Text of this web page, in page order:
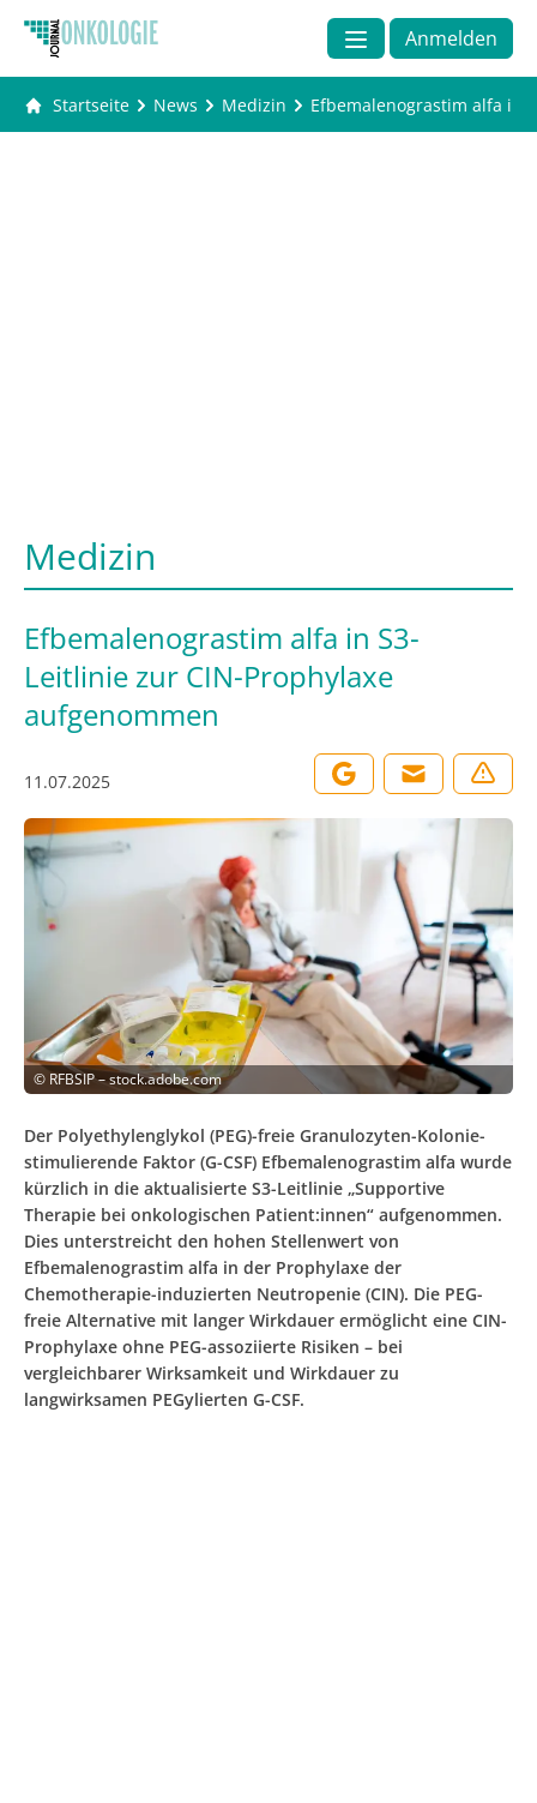
Anmelden
Startseite News Medizin Efbemalenograstim alfa in
Medizin
Efbemalenograstim alfa in S3-
Leitlinie zur CIN-Prophylaxe
aufgenommen
11.07.2025
© RFBSIP – stock.adobe.com
Der Polyethylenglykol (PEG)-freie Granulozyten-Kolonie-
stimulierende Faktor (G-CSF) Efbemalenograstim alfa wurde
kürzlich in die aktualisierte S3-Leitlinie „Supportive
Therapie bei onkologischen Patient:innen“ aufgenommen.
Dies unterstreicht den hohen Stellenwert von
Efbemalenograstim alfa in der Prophylaxe der
Chemotherapie-induzierten Neutropenie (CIN). Die PEG-
freie Alternative mit langer Wirkdauer ermöglicht eine CIN-
Prophylaxe ohne PEG-assoziierte Risiken – bei
vergleichbarer Wirksamkeit und Wirkdauer zu
langwirksamen PEGylierten G-CSF.